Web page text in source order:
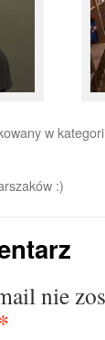
w
:)
nie